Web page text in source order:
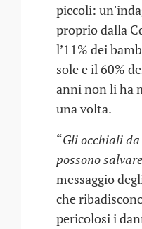
piccoli:
proprio dalla
l’11% dei
sole e il 60%
anni non li ha
una volta.
“Gli occhiali
possono
messaggio
che
pericolosi i